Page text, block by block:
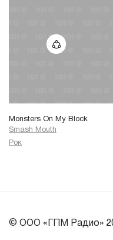
Monsters On My Block
Smash Mouth
Рок
© ООО «ГПМ Радио»